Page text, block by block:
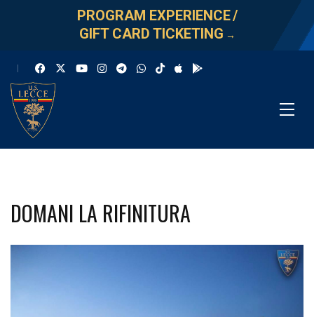
PROGRAM EXPERIENCE/
GIFT CARD TICKETING →
DOMANI LA RIFINITURA